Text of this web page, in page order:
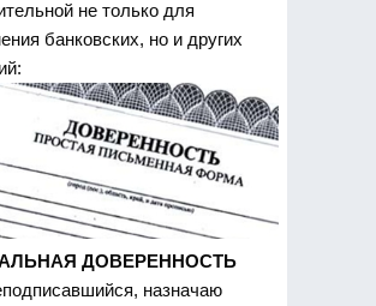
не только для
банковских, но и других
ДОВЕРЕННОСТЬ
назначаю